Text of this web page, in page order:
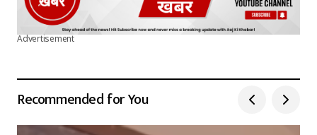
Advertisement
Recommended for You